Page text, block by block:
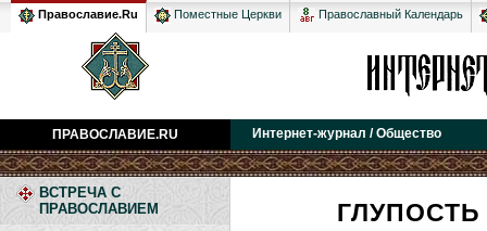
Православие.Ru Поместные Церкви Православный Календарь
ПРАВОСЛАВИЕ.RU Интернет-журнал / Общество
ВСТРЕЧА С
ПРАВОСЛАВИЕМ